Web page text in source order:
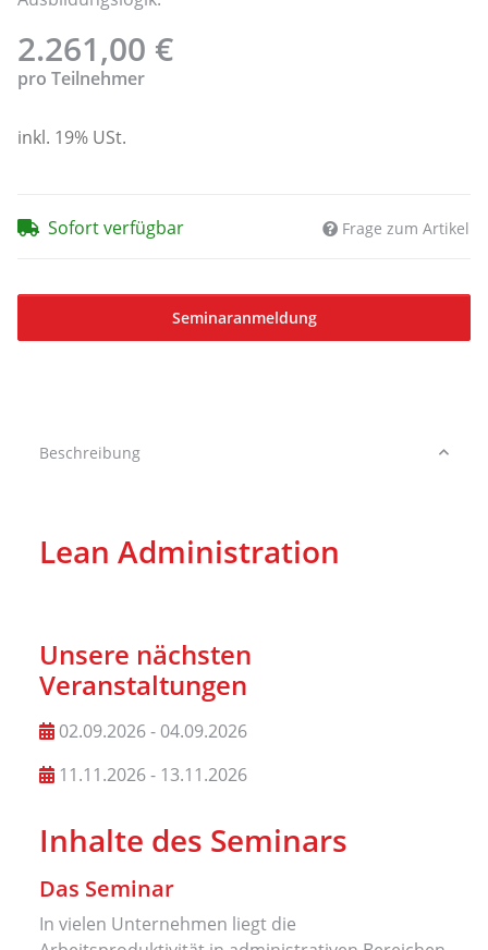
2.261,00 €
pro Teilnehmer
inkl. 19% USt.
Sofort verfügbar Frage zum Artikel
Seminaranmeldung
Beschreibung
Lean Administration
Unsere nächsten
Veranstaltungen
02.09.2026 - 04.09.2026
11.11.2026 - 13.11.2026
Inhalte des Seminars
Das Seminar
In vielen Unternehmen liegt die